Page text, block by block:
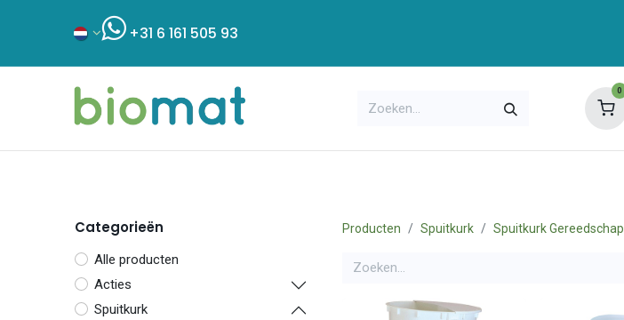
+31 6 161 505 93
0
Categorieën
Alle producten
Acties
Spuitkurk
Producten Spuitkurk Spuitkurk Gereedschap